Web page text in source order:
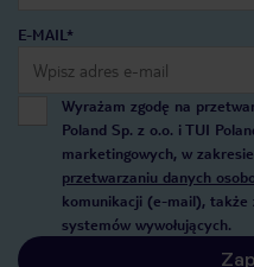
E-MAIL*
Wyrażam zgodę na
Poland Sp. z o.o. i TUI
marketingowych, w
przetwarzaniu danych
komunikacji (e-mail),
systemów wywołujących.